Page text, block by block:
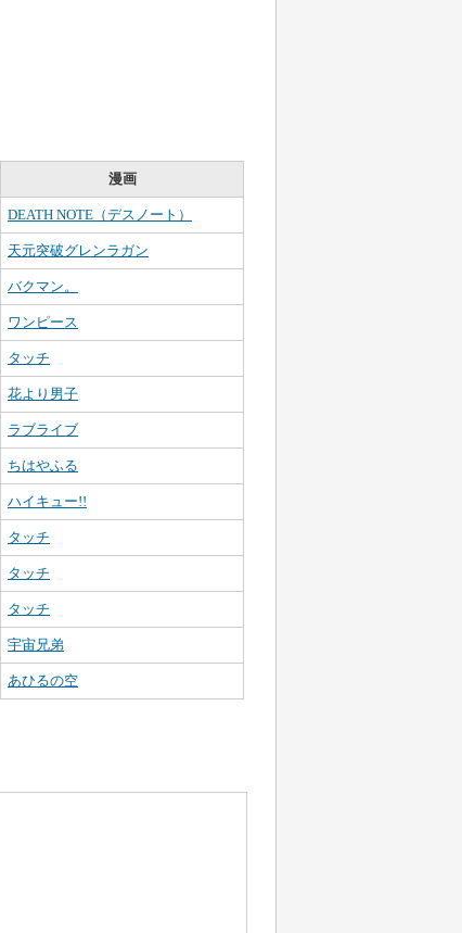
漫画
DEATH NOTE（デスノート）
天元突破グレンラガン
バクマン。
ワンピース
タッチ
花より男子
ラブライブ
ちはやふる
ハイキュー!!
タッチ
タッチ
タッチ
宇宙兄弟
あひるの空